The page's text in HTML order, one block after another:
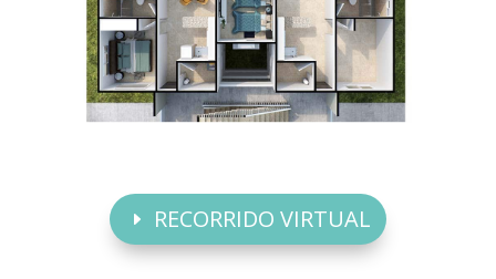
RECORRIDO VIRTUAL